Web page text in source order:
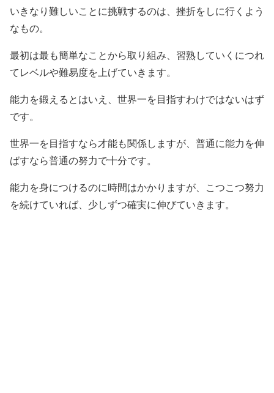
いきなり難しいことに挑戦するのは、挫折をしに行くよう
なもの。
最初は最も簡単なことから取り組み、習熟していくにつれ
てレベルや難易度を上げていきます。
能力を鍛えるとはいえ、世界一を目指すわけではないはず
です。
世界一を目指すなら才能も関係しますが、普通に能力を伸
ばすなら普通の努力で十分です。
能力を身につけるのに時間はかかりますが、こつこつ努力
を続けていれば、少しずつ確実に伸びていきます。